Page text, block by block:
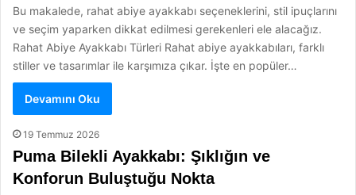
Bu makalede, rahat abiye ayakkabı seçeneklerini, stil ipuçlarını
ve seçim yaparken dikkat edilmesi gerekenleri ele alacağız.
Rahat Abiye Ayakkabı Türleri Rahat abiye ayakkabıları, farklı
stiller ve tasarımlar ile karşımıza çıkar. İşte en popüler…
Devamını Oku
19 Temmuz 2026
Puma Bilekli Ayakkabı: Şıklığın ve
Konforun Buluştuğu Nokta